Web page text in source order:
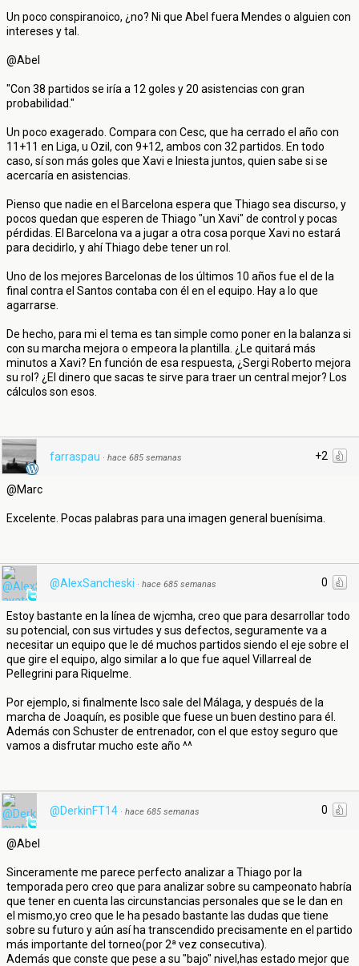
Un poco conspiranoico, ¿no? Ni que Abel fuera Mendes o alguien con
intereses y tal.
@Abel
"Con 38 partidos se iría a 12 goles y 20 asistencias con gran
probabilidad."
Un poco exagerado. Compara con Cesc, que ha cerrado el año con
11+11 en Liga, u Ozil, con 9+12, ambos con 32 partidos. En todo
caso, sí son más goles que Xavi e Iniesta juntos, quien sabe si se
acercaría en asistencias.
Pienso que nadie en el Barcelona espera que Thiago sea discurso, y
pocos quedan que esperen de Thiago "un Xavi" de control y pocas
pérdidas. El Barcelona va a jugar a otra cosa porque Xavi no estará
para decidirlo, y ahí Thiago debe tener un rol.
Uno de los mejores Barcelonas de los últimos 10 años fue el de la
final contra el Santos contaba con él en el equipo. Hay a lo que
agarrarse.
De hecho, para mi el tema es tan simple como poner en la balanza si
con su marcha mejora o empeora la plantilla. ¿Le quitará más
minutos a Xavi? En función de esa respuesta, ¿Sergi Roberto mejora
su rol? ¿El dinero que sacas te sirve para traer un central mejor? Los
cálculos son esos.
+2
farraspau · hace 685 semanas
@Marc
Excelente. Pocas palabras para una imagen general buenísima.
0
@AlexSancheski · hace 685 semanas
Estoy bastante en la línea de wjcmha, creo que para desarrollar todo
su potencial, con sus virtudes y sus defectos, seguramente va a
necesitar un equipo que le dé muchos partidos siendo el eje sobre el
que gire el equipo, algo similar a lo que fue aquel Villarreal de
Pellegrini para Riquelme.
Por ejemplo, si finalmente Isco sale del Málaga, y después de la
marcha de Joaquín, es posible que fuese un buen destino para él.
Además con Schuster de entrenador, con el que estoy seguro que
vamos a disfrutar mucho este año ^^
0
@DerkinFT14 · hace 685 semanas
@Abel
Sinceramente me parece perfecto analizar a Thiago por la
temporada pero creo que para analizar sobre su campeonato habría
que tener en cuenta las circunstancias personales que se le dan en
el mismo,yo creo que le ha pesado bastante las dudas que tiene
sobre su futuro y aún así ha transcendido precisamente en el partido
más importante del torneo(por 2ª vez consecutiva).
Además que conste que pese a su "bajo" nivel,has estado mejor que